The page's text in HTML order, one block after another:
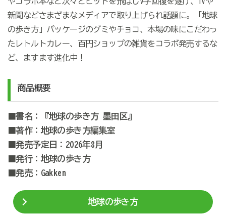
新聞などさまざまなメディアで取り上げられ話題に。「地球
の歩き方」パッケージのグミやチョコ、本場の味にこだわっ
たレトルトカレー、百円ショップの雑貨をコラボ発売するな
ど、ますます進化中！
商品概要
■書名：『地球の歩き方 墨田区』
■著作：地球の歩き方編集室
■発売予定日：2026年8月
■発行：地球の歩き方
■発売：Gakken
地球の歩き方